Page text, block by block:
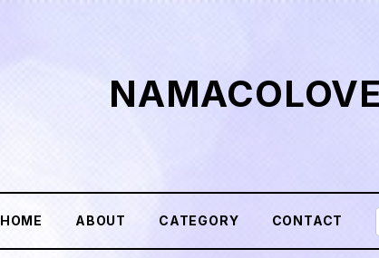
NAMACOLOVE
HOME ABOUT CATEGORY CONTACT